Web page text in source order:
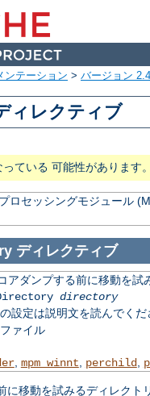
ンテーション > バージョン 2.4
ィレクティブ
ている 可能性があります
ロセッシングモジュール
ディレクティブ
アダンプする前に移動を試
directory
設定は説明文を読んでくだ
ァイル
, mpm_winnt perchild,
に移動を試みるディレクト